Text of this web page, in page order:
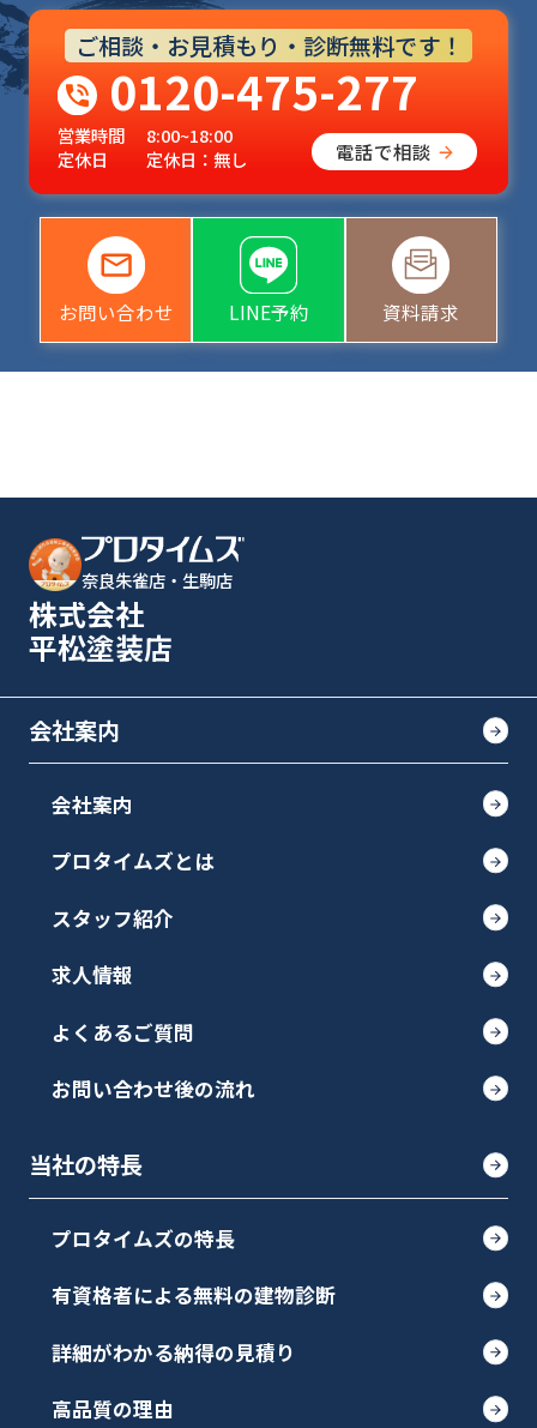
ご相談・お見積もり・診断無料です！
0120-475-277
営業時間
8:00~18:00
定休日
定休日：無し 電話で相談
お問い合わせ LINE予約 資料請求
奈良朱雀店・生駒店
株式会社
平松塗装店
会社案内
会社案内
プロタイムズとは
スタッフ紹介
求人情報
よくあるご質問
お問い合わせ後の流れ
当社の特長
プロタイムズの特長
有資格者による無料の建物診断
詳細がわかる納得の見積り
高品質の理由